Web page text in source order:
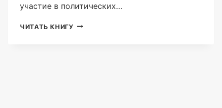
участие в политических…
ЧИТАТЬ КНИГУ ФАРМАЦЕВТ